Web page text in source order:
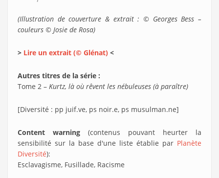
(Illustration de couverture & extrait : © Georges Bess –
couleurs © Josie de Rosa)
> Lire un extrait (© Glénat) <
Autres titres de la série :
Tome 2 – Kurtz, là où rêvent les nébuleuses (à paraître)
[Diversité : pp juif.ve, ps noir.e, ps musulman.ne]
Content warning (contenus pouvant heurter la
sensibilité sur la base d'une liste établie par Planète
Diversité):
Esclavagisme, Fusillade, Racisme